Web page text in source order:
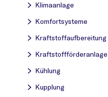
Klimaanlage
Komfortsysteme
Kraftstoff­aufbereitung
Kraftstoff­förderanlage
Kühlung
Kupplung